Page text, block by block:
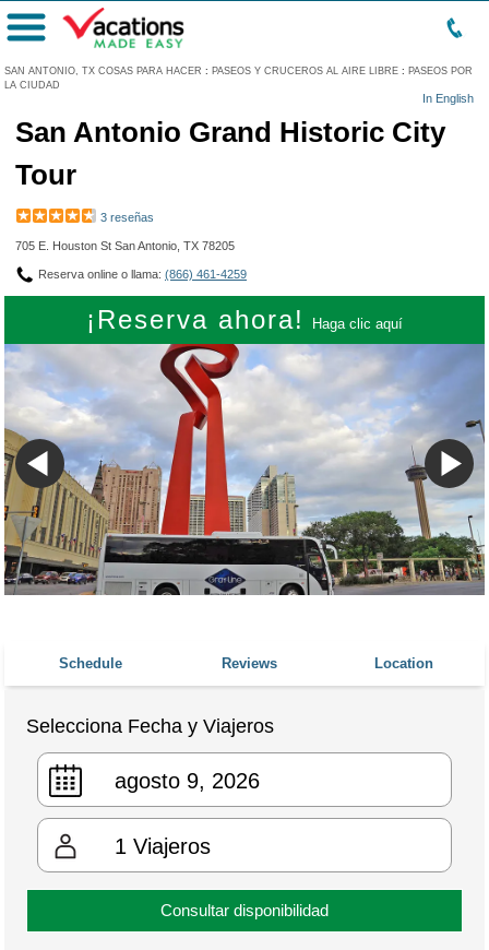
SAN ANTONIO, TX COSAS PARA HACER : PASEOS Y CRUCEROS AL AIRE LIBRE : PASEOS POR
LA CIUDAD
In English
Menú
San Antonio Grand Historic City
Tour
3 reseñas
705 E. Houston St San Antonio, TX 78205
Reserva online o llama: (866) 461-4259
¡Reserva ahora! Haga clic aquí
Schedule Reviews Location
Selecciona Fecha y Viajeros
1 Viajeros
Consultar disponibilidad